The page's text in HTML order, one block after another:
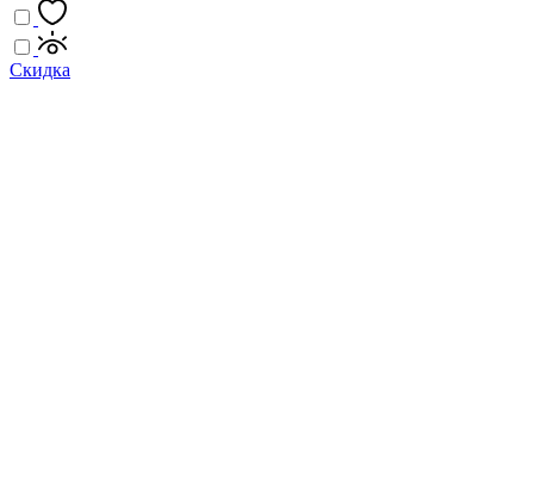
Скидка